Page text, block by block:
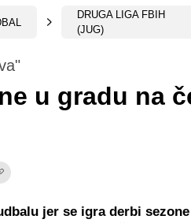
DRUGA LIGA FBIH
(JUG)
u gradu na
jer se igra derbi